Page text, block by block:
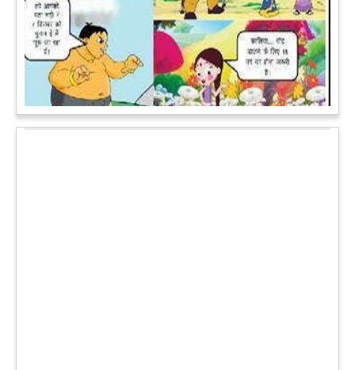
पेट पकड़ कर हंसने पर मजबूर हो जायेंगे आप जानवरों की ये अदाएं देखकर
कल्पना कीजिये उस दृश्य की, जिसमें कोई गिलहरी किसी मेंढक के साथ
लिप-लॉक कर रही हो। गिलहरी झूला झूल रही हो।आगे पढ़ें